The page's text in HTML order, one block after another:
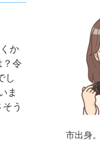
か
？令
し
ま
う
市出身